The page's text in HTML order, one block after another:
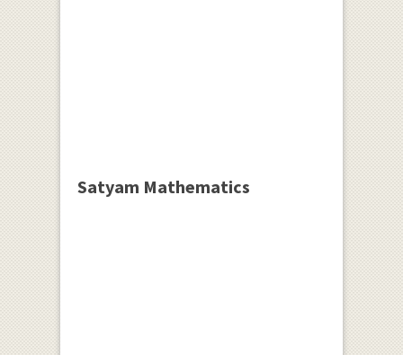
Satyam Mathematics